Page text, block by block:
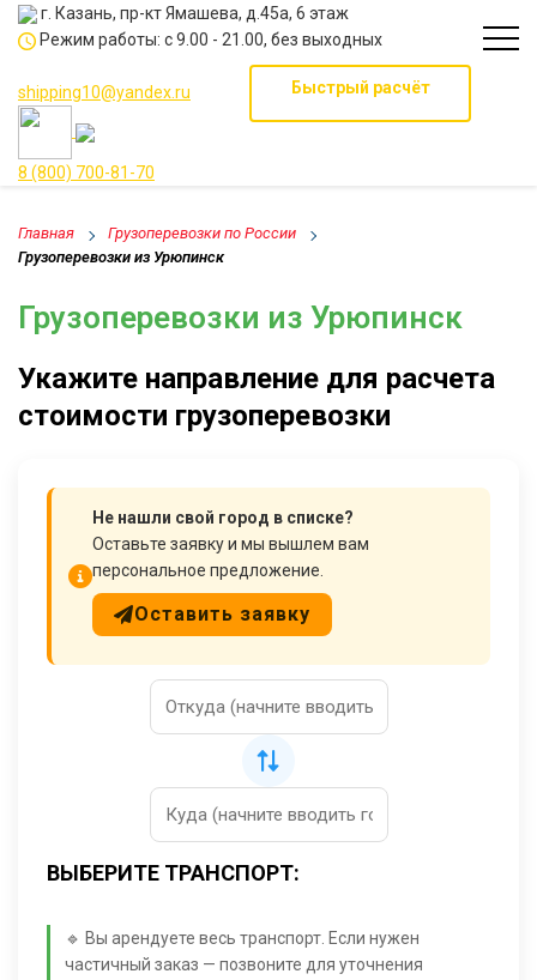
г. Казань, пр-кт Ямашева, д.45а, 6 этаж
Режим работы: с 9.00 - 21.00, без выходных
shipping10@yandex.ru
8 (800) 700-81-70
Быстрый расчёт
Главная
Грузоперевозки по России
Грузоперевозки из Урюпинск
Грузоперевозки из Урюпинск
Укажите направление для расчета
стоимости грузоперевозки
Не нашли свой город в списке?
Оставьте заявку и мы вышлем вам
персональное предложение.
Оставить заявку
ВЫБЕРИТЕ ТРАНСПОРТ:
🔹 Вы арендуете весь транспорт. Если нужен
частичный заказ — позвоните для уточнения